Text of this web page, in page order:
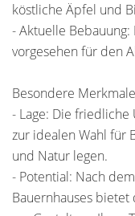
köstliche Äpfel und
- Aktuelle Bebauung:
vorgesehen für den
Besondere
- Lage: Die
zur idealen Wahl für
und Natur legen.
- Potential: Nach
Bauernhauses